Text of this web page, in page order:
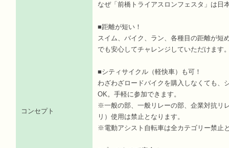
コンセプト
なぜ「前橋トライアスロンフェスタ」は日
■距離が短い！
スイム、バイク、ラン、各種目の距離が短
でも安心してチャレンジしていただけます
■シティサイクル（軽快車）も可！
わざわざロードバイクを購入しなくても、
OK。手軽に参加できます。
※一般の部、一般リレーの部、企業対抗リ
リ）使用は禁止となります。
※電動アシスト自転車は全カテゴリー禁止